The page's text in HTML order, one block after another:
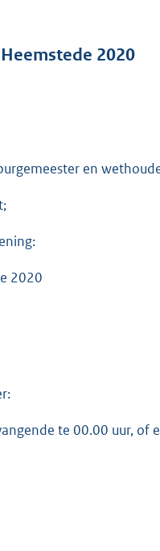
d
2020
en
2020
te 00.00 uur, of